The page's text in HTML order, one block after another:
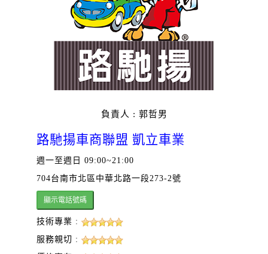
負責人 : 郭哲男
路馳揚車商聯盟 凱立車業
週一至週日 09:00~21:00
704台南市北區中華北路一段273-2號
技術專業 :
服務親切 :